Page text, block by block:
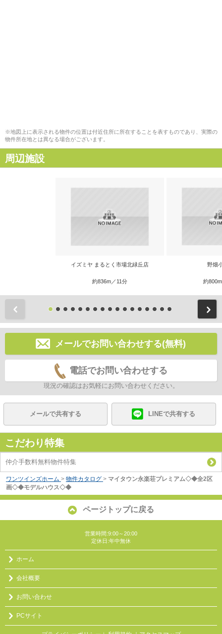
※地図上に表示される物件の位置は付近住所に所在することを表すものであり、実際の
物件所在地とは異なる場合がございます。
周辺施設
イズミヤ まるとく市場北緑丘店
約836m／11分
野畑
約
メールでお問い合わせする(無料)
電話でお問い合わせする
現況の確認はお気軽にお問い合わせください。
メールで共有する LINEで共有する
こだわり特集
仲介手数料無料物件特集
ワンツインズホーム > 物件カタログ > マイタウン永楽荘プレミアム◇◆全2区
画◇◆モデルハウス◇◆
ページトップに戻る
営業時間:9:00～20:00
定休日:年中無休
ホーム
会社概要
お問い合わせ
PCサイト